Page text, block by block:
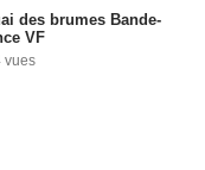
des brumes Bande-
VF
vues